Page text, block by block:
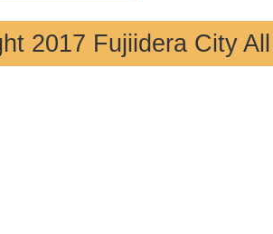
2017 Fujiidera City